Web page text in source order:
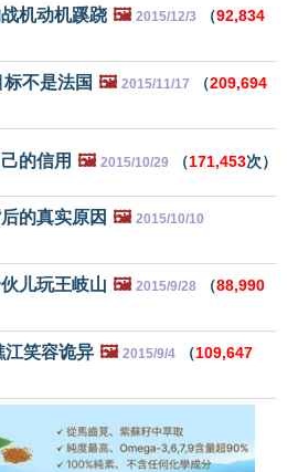
机动机蹊跷 🖼️ 2015/12/3 （92,834
不是法国 🖼️ 2015/11/17 （209,694
的信用 🖼️ 2015/10/29 （171,453次）
的真实原因 🖼️ 2015/10/10
儿玩王岐山 🖼️ 2015/9/28 （88,990
江笑容诡异 🖼️ 2015/9/4 （109,647